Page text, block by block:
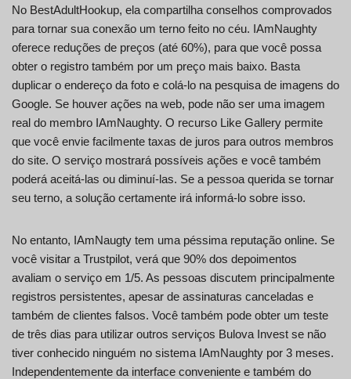
No BestAdultHookup, ela compartilha conselhos comprovados
para tornar sua conexão um terno feito no céu. IAmNaughty
oferece reduções de preços (até 60%), para que você possa
obter o registro também por um preço mais baixo. Basta
duplicar o endereço da foto e colá-lo na pesquisa de imagens do
Google. Se houver ações na web, pode não ser uma imagem
real do membro IAmNaughty. O recurso Like Gallery permite
que você envie facilmente taxas de juros para outros membros
do site. O serviço mostrará possíveis ações e você também
poderá aceitá-las ou diminuí-las. Se a pessoa querida se tornar
seu terno, a solução certamente irá informá-lo sobre isso.
No entanto, IAmNaugty tem uma péssima reputação online. Se
você visitar a Trustpilot, verá que 90% dos depoimentos
avaliam o serviço em 1/5. As pessoas discutem principalmente
registros persistentes, apesar de assinaturas canceladas e
também de clientes falsos. Você também pode obter um teste
de três dias para utilizar outros serviços Bulova Invest se não
tiver conhecido ninguém no sistema IAmNaughty por 3 meses.
Independentemente da interface conveniente e também do